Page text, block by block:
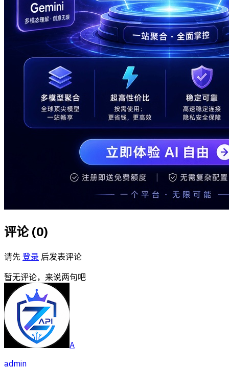
评论 (0)
请先 登录 后发表评论
暂无评论，来说两句吧
A
admin